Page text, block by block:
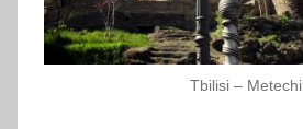
Tbilisi – Metechi